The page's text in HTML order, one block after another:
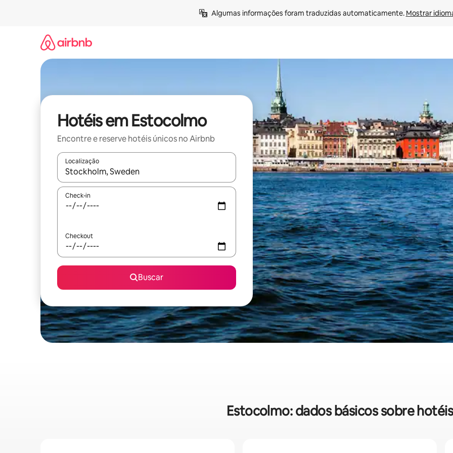
Algumas informações foram traduzidas automaticamente. Mostrar
Hotéis em Estocolmo
Encontre e reserve hotéis únicos no Airbnb
Localização
Quando os resultados estiverem disponíveis, explore-os usando as seta para cima e para baixo do teclado ou tocando
Check-in
Checkout
Buscar
Estocolmo: dados básicos sobre hotéis